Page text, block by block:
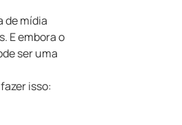
de mídia
E embora o
ser uma
isso: